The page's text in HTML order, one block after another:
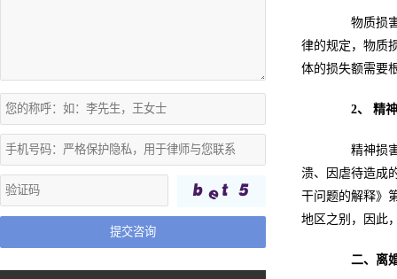
提交咨询
物质损害
律的规定，物质
体的损失额需要
2、 精
精神损害
溃、因虐待造成
干问题的解释》
地区之别，因此
二、离